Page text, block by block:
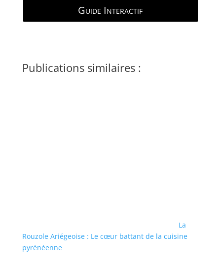
Guide Interactif
Publications similaires :
La
Rouzole Ariégeoise : Le cœur battant de la cuisine
pyrénéenne